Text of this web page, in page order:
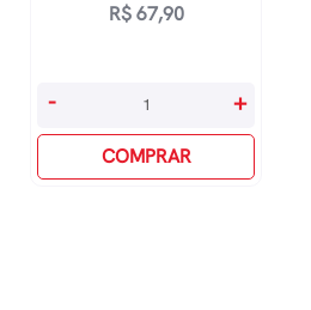
R$67,90
Gerando
quantidade
- +
COMPRAR